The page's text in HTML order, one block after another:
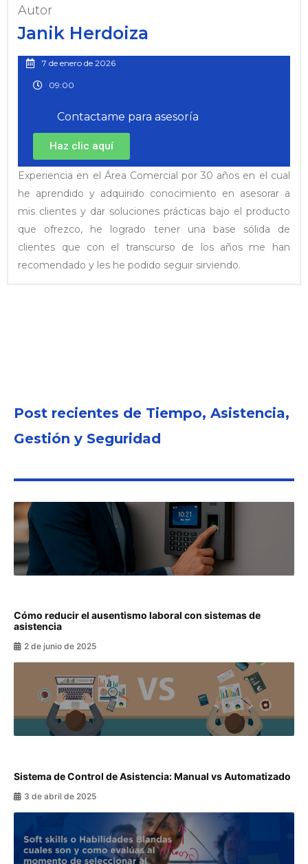
Autor
Janik Herdoiza
7 de enero de 2026
09:00
Contactame para asesoría
Haz clic aquí
Experiencia en el Área Comercial por 30 años en el cual
he aprendido y adquirido conocimiento en asesorar a
mis clientes y dar soluciones prácticas bajo el producto
que ofrezco, he logrado tener una base sólida de
clientes que con el transcurso de los años me han
recomendado y les he podido seguir sirviendo.
Post recientes de Tiempo, Asistencia,
Gestión y Seguridad
Cómo reducir el ausentismo laboral con sistemas de
asistencia
2 de junio de 2025
Sistema de Control de Asistencia: Manual vs Automatizado
3 de abril de 2025